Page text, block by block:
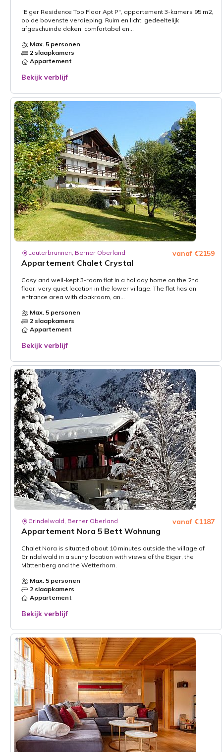
"Eiger Residence Top Floor Apt P", appartement 3-kamers 95 m2,
op de bovenste verdieping. Ruim en licht, gedeeltelijk
afgeschuinde daken, comfortabel en...
Max. 5 personen
2 slaapkamers
Appartement
Bekijk verblijf
Lauterbrunnen, Berner Oberland
Appartement Chalet Crystal
vanaf €2159
Cosy and well-kept 3-room flat in a holiday home on the 2nd
floor, very quiet location in the lower village. The flat has an
entrance area with cloakroom, an...
Max. 5 personen
2 slaapkamers
Appartement
Bekijk verblijf
Grindelwald, Berner Oberland
Appartement Nora 5 Bett Wohnung
vanaf €1187
Chalet Nora is situated about 10 minutes outside the village of
Grindelwald in a sunny location with views of the Eiger, the
Mättenberg and the Wetterhorn.
Max. 5 personen
2 slaapkamers
Appartement
Bekijk verblijf